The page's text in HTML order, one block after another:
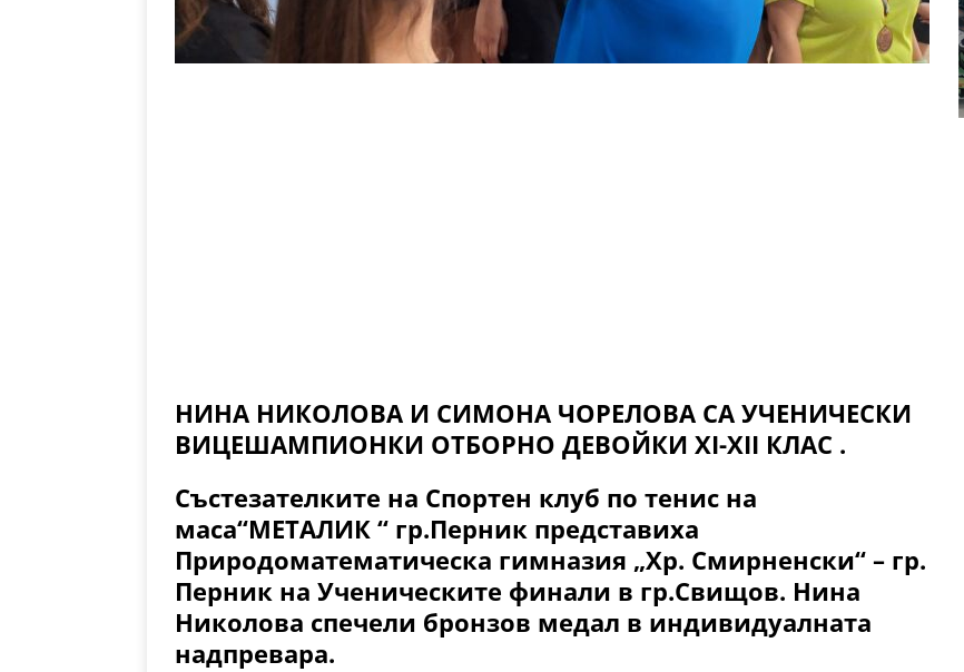
НИНА НИКОЛОВА И СИМОНА ЧОРЕЛОВА СА УЧЕНИЧЕСКИ
ВИЦЕШАМПИОНКИ ОТБОРНО ДЕВОЙКИ XI-XII КЛАС .
Състезателките на Спортен клуб по тенис на
маса“МЕТАЛИК “ гр.Перник представиха
Природоматематическа гимназия „Хр. Смирненски“ – гр.
Перник на Ученическите финали в гр.Свищов. Нина
Николова спечели бронзов медал в индивидуалната
надпревара.